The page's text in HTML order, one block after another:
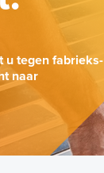
u tegen fabrieks-
naar